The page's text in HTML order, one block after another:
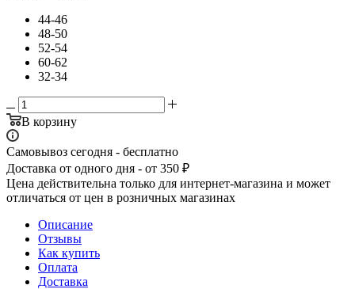
44-46
48-50
52-54
60-62
32-34
В корзину
Самовывоз сегодня - бесплатно
Доставка от одного дня - от 350 ₽
Цена действительна только для интернет-магазина и может
отличаться от цен в розничных магазинах
Описание
Отзывы
Как купить
Оплата
Доставка